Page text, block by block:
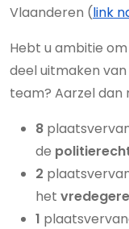
Vlaanderen (link
Hebt u ambitie
deel uitmaken
team? Aarzel dan
8
de
2
het
1